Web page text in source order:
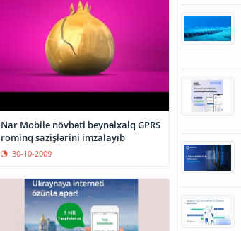
Nar Mobile növbəti beynəlxalq GPRS
rominq sazişlərini imzalayıb
30-10-2009